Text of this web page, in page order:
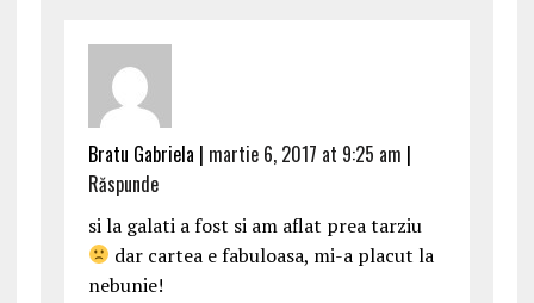
Bratu Gabriela | martie 6, 2017 at 9:25 am |
Răspunde
si la galati a fost si am aflat prea tarziu
dar cartea e fabuloasa, mi-a placut la
nebunie!